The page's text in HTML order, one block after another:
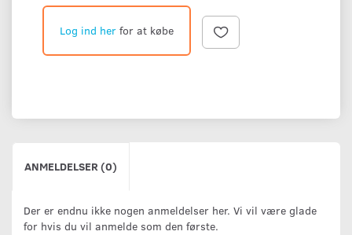
Log ind her for at købe
ANMELDELSER (0)
Der er endnu ikke nogen anmeldelser her. Vi vil være glade
for hvis du vil anmelde som den første.